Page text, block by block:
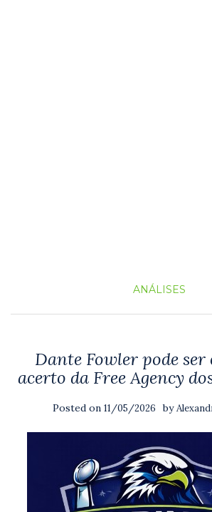
ANÁLISES
Dante Fowler pode ser
acerto da Free Agency
Posted on 11/05/2026 by